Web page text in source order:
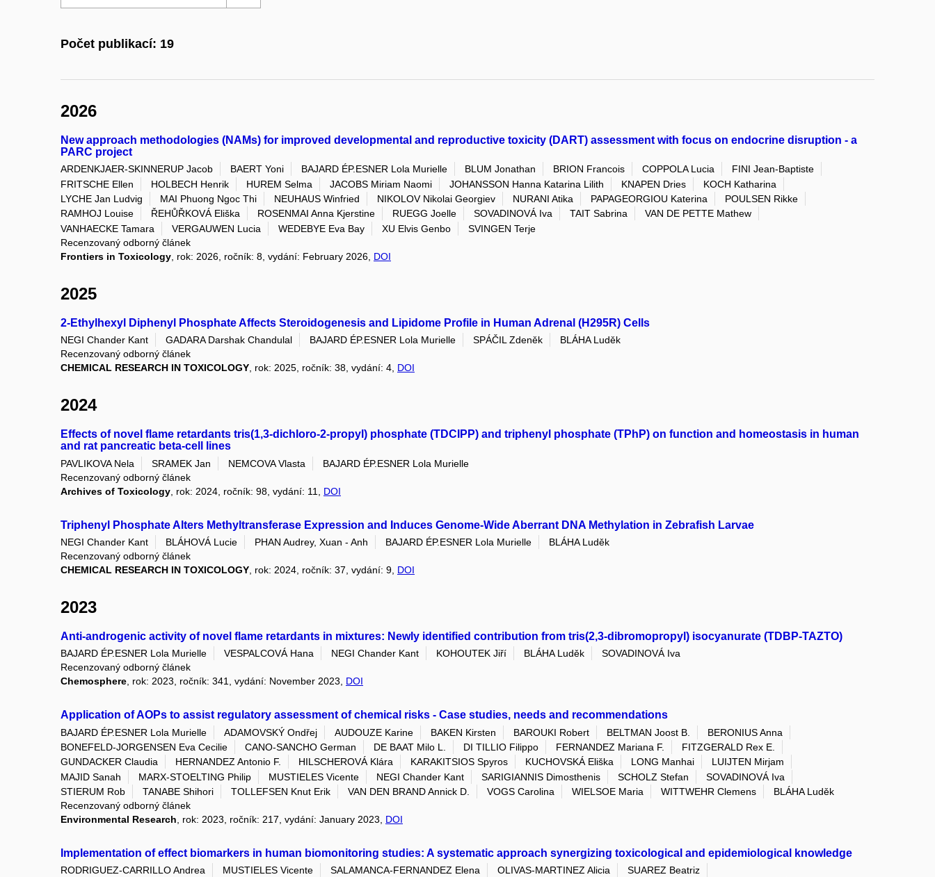
Počet publikací: 19
2026
New approach methodologies (NAMs) for improved developmental and reproductive toxicity (DART) assessment with focus on endocrine disruption - a
PARC project
ARDENKJAER-SKINNERUP Jacob BAERT Yoni BAJARD ÉP.ESNER Lola Murielle BLUM Jonathan BRION Francois COPPOLA Lucia
FINI Jean-Baptiste
FRITSCHE Ellen
HOLBECH Henrik HUREM Selma JACOBS Miriam Naomi JOHANSSON Hanna Katarina Lilith KNAPEN Dries
KOCH Katharina
LYCHE Jan Ludvig
MAI Phuong Ngoc Thi NEUHAUS Winfried NIKOLOV Nikolai Georgiev NURANI Atika PAPAGEORGIOU Katerina
POULSEN Rikke
RAMHOJ Louise
ŘEHŮŘKOVÁ Eliška ROSENMAI Anna Kjerstine RUEGG Joelle SOVADINOVÁ Iva TAIT Sabrina
VAN DE PETTE Mathew
VANHAECKE Tamara
VERGAUWEN Lucia WEDEBYE Eva Bay XU Elvis Genbo
SVINGEN Terje
Recenzovaný odborný článek
Frontiers in Toxicology , rok: 2026, ročník: 8, vydání: February 2026, DOI
2025
2-Ethylhexyl Diphenyl Phosphate Affects Steroidogenesis and Lipidome Profile in Human Adrenal (H295R) Cells
NEGI Chander Kant GADARA Darshak Chandulal BAJARD ÉP.ESNER Lola Murielle SPÁČIL Zdeněk
BLÁHA Luděk
Recenzovaný odborný článek
CHEMICAL RESEARCH IN TOXICOLOGY , rok: 2025, ročník: 38, vydání: 4, DOI
2024
Effects of novel flame retardants tris(1,3-dichloro-2-propyl) phosphate (TDCIPP) and triphenyl phosphate (TPhP) on function and homeostasis in human
and rat pancreatic beta-cell lines
PAVLIKOVA Nela SRAMEK Jan NEMCOVA Vlasta
BAJARD ÉP.ESNER Lola Murielle
Recenzovaný odborný článek
Archives of Toxicology , rok: 2024, ročník: 98, vydání: 11, DOI
Triphenyl Phosphate Alters Methyltransferase Expression and Induces Genome-Wide Aberrant DNA Methylation in Zebrafish Larvae
NEGI Chander Kant BLÁHOVÁ Lucie PHAN Audrey, Xuan - Anh BAJARD ÉP.ESNER Lola Murielle
BLÁHA Luděk
Recenzovaný odborný článek
CHEMICAL RESEARCH IN TOXICOLOGY , rok: 2024, ročník: 37, vydání: 9, DOI
2023
Anti-androgenic activity of novel flame retardants in mixtures: Newly identified contribution from tris(2,3-dibromopropyl) isocyanurate (TDBP-TAZTO)
BAJARD ÉP.ESNER Lola Murielle VESPALCOVÁ Hana NEGI Chander Kant KOHOUTEK Jiří BLÁHA Luděk
SOVADINOVÁ Iva
Recenzovaný odborný článek
Chemosphere, rok: 2023, ročník: 341, vydání: November 2023, DOI
Application of AOPs to assist regulatory assessment of chemical risks - Case studies, needs and recommendations
BAJARD ÉP.ESNER Lola Murielle ADAMOVSKÝ Ondřej AUDOUZE Karine BAKEN Kirsten BAROUKI Robert BELTMAN Joost B.
BERONIUS Anna
BONEFELD-JORGENSEN Eva Cecilie
CANO-SANCHO German DE BAAT Milo L. DI TILLIO Filippo FERNANDEZ Mariana F.
FITZGERALD Rex E.
GUNDACKER Claudia
HERNANDEZ Antonio F. HILSCHEROVÁ Klára KARAKITSIOS Spyros KUCHOVSKÁ Eliška LONG Manhai
LUIJTEN Mirjam
MAJID Sanah
MARX-STOELTING Philip MUSTIELES Vicente NEGI Chander Kant SARIGIANNIS Dimosthenis SCHOLZ Stefan
SOVADINOVÁ Iva
STIERUM Rob
TANABE Shihori TOLLEFSEN Knut Erik VAN DEN BRAND Annick D. VOGS Carolina WIELSOE Maria WITTWEHR Clemens
BLÁHA Luděk
Recenzovaný odborný článek
Environmental Research , rok: 2023, ročník: 217, vydání: January 2023, DOI
Implementation of effect biomarkers in human biomonitoring studies: A systematic approach synergizing toxicological and epidemiological knowledge
RODRIGUEZ-CARRILLO Andrea MUSTIELES Vicente SALAMANCA-FERNANDEZ Elena OLIVAS-MARTINEZ Alicia
SUAREZ Beatriz